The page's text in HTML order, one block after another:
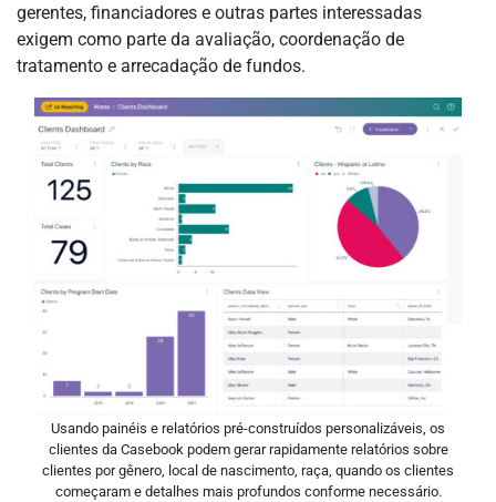
gerentes, financiadores e outras partes interessadas
exigem como parte da avaliação, coordenação de
tratamento e arrecadação de fundos.
Usando painéis e relatórios pré-construídos personalizáveis, os
clientes da Casebook podem gerar rapidamente relatórios sobre
clientes por gênero, local de nascimento, raça, quando os clientes
começaram e detalhes mais profundos conforme necessário.